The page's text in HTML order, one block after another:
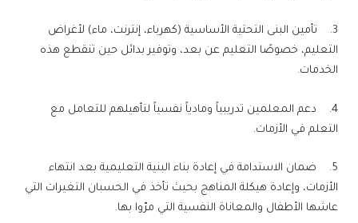
3. تأمين البنى التحتية الأساسية (كهرباء، إنترنت، ماء) لأغراض
التعليم، خصوصًا التعليم عن بعد، وتوفير بدائل حين تنقطع هذه
الخدمات.
4. دعم المعلمين تدريبياً ومادياً نفسياً لتأهيلهم للتعامل مع
التعلم في الأزمات.
5. ضمان الاستدامة في إعادة بناء البنية التعليمية بعد انتهاء
الأزمات، وإعادة هيكلة المناهج بحيث تأخذ في الحسبان التغيرات التي
عاشها الأطفال والمعاناة النفسية التي مرّوا بها.